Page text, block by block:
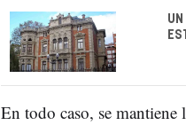
UN
En todo caso, se mantiene